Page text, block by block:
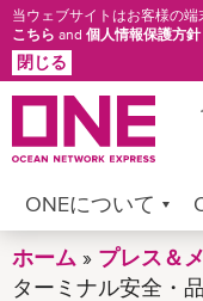
メ
イ
ン
テ
に
移
当ウェブサイトはお客様の
こちら and 個人情報保護方針
閉じる
ONEについて
サービス コン
ホーム プレス＆
ターミナル安全・